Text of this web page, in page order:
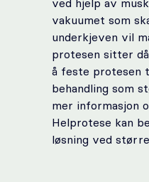
ved hjelp av
vakuumet som
underkjeven vil
protesen sitter
å feste protesen
behandling som
mer informasjon
Helprotese kan
løsning ved